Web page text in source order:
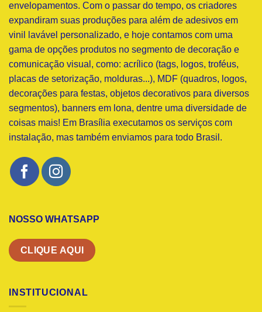
envelopamentos. Com o passar do tempo, os criadores
expandiram suas produções para além de adesivos em
vinil lavável personalizado, e hoje contamos com uma
gama de opções produtos no segmento de decoração e
comunicação visual, como: acrílico (tags, logos, troféus,
placas de setorização, molduras...), MDF (quadros, logos,
decorações para festas, objetos decorativos para diversos
segmentos), banners em lona, dentre uma diversidade de
coisas mais! Em Brasília executamos os serviços com
instalação, mas também enviamos para todo Brasil.
NOSSO WHATSAPP
CLIQUE AQUI
INSTITUCIONAL